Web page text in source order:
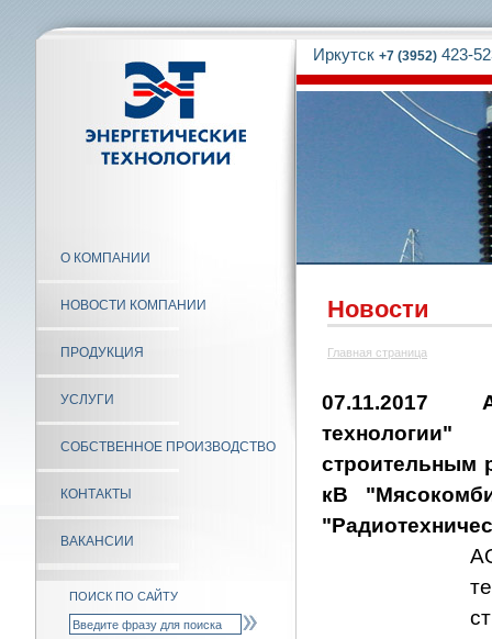
О КОМПАНИИ
НОВОСТИ КОМПАНИИ
ПРОДУКЦИЯ
УСЛУГИ
СОБСТВЕННОЕ ПРОИЗВОДСТВО
КОНТАКТЫ
ВАКАНСИИ
ПОИСК ПО САЙТУ
Иркутск +7 (3952) 423-
Новости
Главная страница
07.11.2017
строительным
кВ